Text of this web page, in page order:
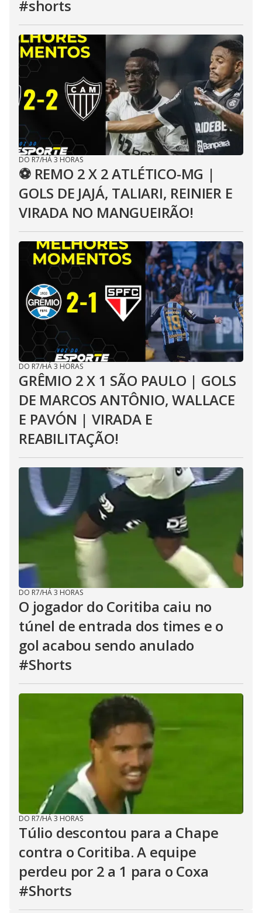
#shorts
DO R7/HÁ 3 HORAS
⚽ REMO 2 X 2 ATLÉTICO-MG |
GOLS DE JAJÁ, TALIARI, REINIER E
VIRADA NO MANGUEIRÃO!
DO R7/HÁ 3 HORAS
GRÊMIO 2 X 1 SÃO PAULO | GOLS
DE MARCOS ANTÔNIO, WALLACE
E PAVÓN | VIRADA E
REABILITAÇÃO!
DO R7/HÁ 3 HORAS
O jogador do Coritiba caiu no
túnel de entrada dos times e o
gol acabou sendo anulado
#Shorts
DO R7/HÁ 3 HORAS
Túlio descontou para a Chape
contra o Coritiba. A equipe
perdeu por 2 a 1 para o Coxa
#Shorts